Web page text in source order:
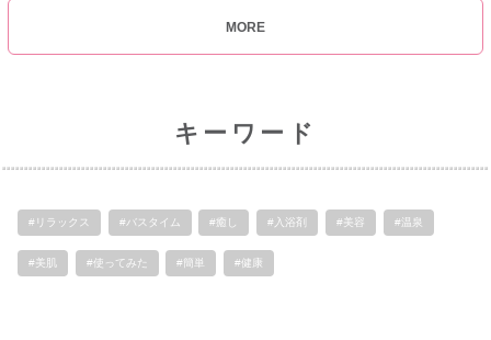
MORE
キーワード
#リラックス #バスタイム #癒し #入浴剤 #美容 #温泉
#美肌 #使ってみた #簡単 #健康